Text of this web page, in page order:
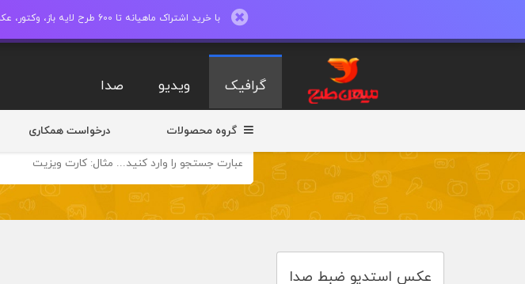
با خرید اشتراک ماهیانه تا 600 طرح لایه باز، وکتور، عکس، فایل های ویدیو وصدا دانلود کنید.
گرافیک ویدیو صدا
گروه محصولات درخواست همکاری
عکس استدیو ضبط صدا